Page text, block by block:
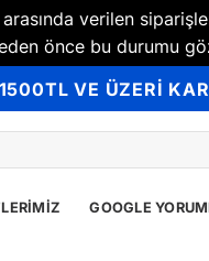
verilen
önce bu durumu
1500TL VE ÜZERİ
GOOGLE